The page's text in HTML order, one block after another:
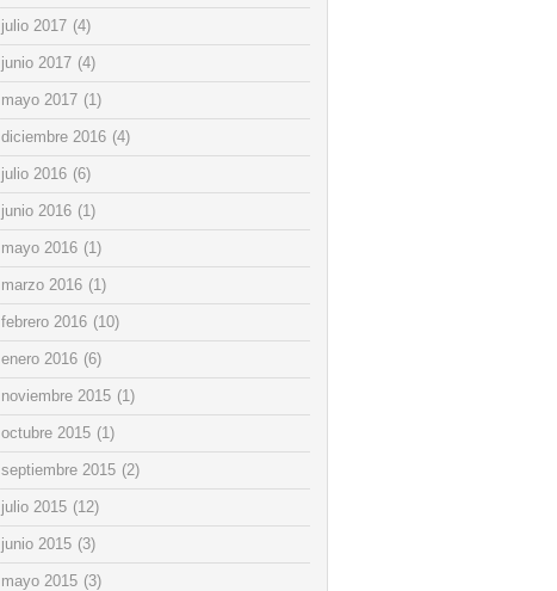
julio 2017 (4)
junio 2017 (4)
mayo 2017 (1)
diciembre 2016 (4)
julio 2016 (6)
junio 2016 (1)
mayo 2016 (1)
marzo 2016 (1)
febrero 2016 (10)
enero 2016 (6)
noviembre 2015 (1)
octubre 2015 (1)
septiembre 2015 (2)
julio 2015 (12)
junio 2015 (3)
mayo 2015 (3)